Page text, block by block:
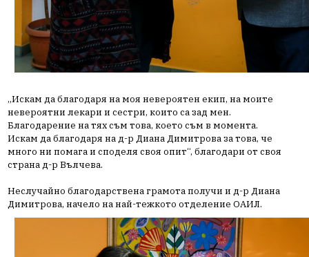
„Искам да благодаря на моя невероятен екип, на моите
невероятни лекари и сестри, които са зад мен.
Благодарение на тях съм това, което съм в момента.
Искам да благодаря на д-р Диана Димитрова за това, че
много ни помага и споделя своя опит“, благодари от своя
страна д-р Вълчева.
Неслучайно благодарствена грамота получи и д-р Диана
Димитрова, начело на най-тежкото отделение ОАИЛ.